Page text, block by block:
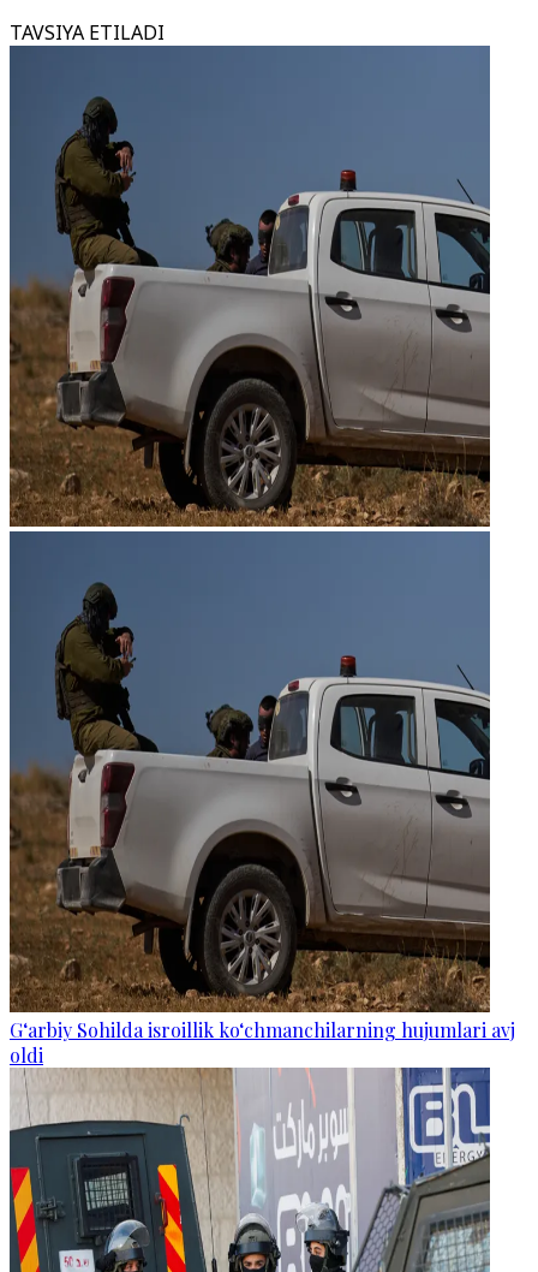
TAVSIYA ETILADI
G‘arbiy Sohilda isroillik ko‘chmanchilarning hujumlari avj
oldi